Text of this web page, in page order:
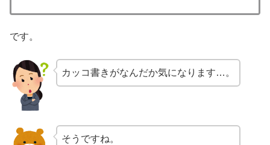
です。
カッコ書きがなんだか気になります…。
そうですね。